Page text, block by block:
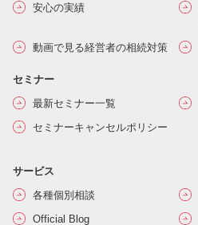
安心の実績
動画で見る経営者の相続対策
セミナー
最新セミナー一覧
セミナーキャンセルポリシー
サービス
各種個別相談
Official Blog